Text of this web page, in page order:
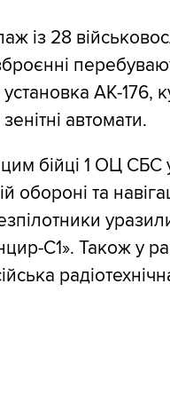
із 28
АК-176,
автомати.
бійці 1 ОЦ СБС
обороні та
С1». Також у